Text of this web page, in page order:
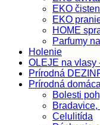
EKO
EKO
HOME
Parfumy
Holenie
OLEJE na vlasy
Prírodná
Prírodná
Bolesti
Celulitída